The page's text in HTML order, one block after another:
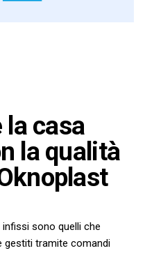
la casa
la qualità
sono quelli che
gestiti tramite comandi